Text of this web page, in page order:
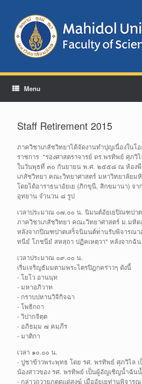
Menu
Staff Retirement 2015
ภาควิชาเภสัชวิทยาได้จัดงานทำปุญเนื่องในโ
ราชการ "รองศาสตราจารย์ ดร.พรทิพย์ ศุภวิ
ในวันพุธที่ ๓๐ กันยายน พ.ศ. ๒๕๕๘ ณ ห้องพี
เภสัชวิทยา คณะวิทยาศาสตร์ มหาวิทยาลัยม
โดยได้อาราธนาอัยเย (ภิกขุนี, สิกขมานา) จา
อุทยาน จำนวน ๘ รูป
เวลาประมาณ ๐๗.๐๐ น. นิมนต์อัยเยปิณฑป
ภาควิชาเภสัชวิทยา คณะวิทยาศาสตร์ ม.มหิด
หลังจากปิณฑปาตเสร็จนิมนต์ทานรับพิจารณ
ทนียํ โภชนียํ สหสฺถา ปฏิคเหตฺวา" หลังจากฉัน
เวลาประมาณ ๐๙.๐๐ น.
เริ่มเจริญธัมมตามพระไตรปิฎกคร่าวๆ ดังนี้
- โยโว อานนฺท
- มหาอภิวาท
- กราบปหานวิจิกิจฉา
- โพธิกถา
- วิปากจิตฺต
- อภิธมฺม ๗ คมฺภีร
- มาติกา
เวลา ๑๐.๐๐ น.
- ปูชาข้าวพระพุทธ โดย รศ. พรทิพย์ ศุภวิไล
น้องสาวของ รศ. พรทิพย์ เป็นผู้อัญเชิญน้ำฉัน
- กล่าวถวายภตฺตแด่สงฆ์ เมื่ออัยเยท่านพิจาร